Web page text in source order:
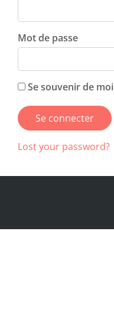
Mot de passe
Se souvenir de moi
Lost your password?